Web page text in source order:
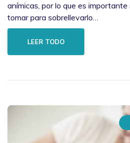
anímicas, por lo que es
tomar para sobrellevarlo…
LEER TODO